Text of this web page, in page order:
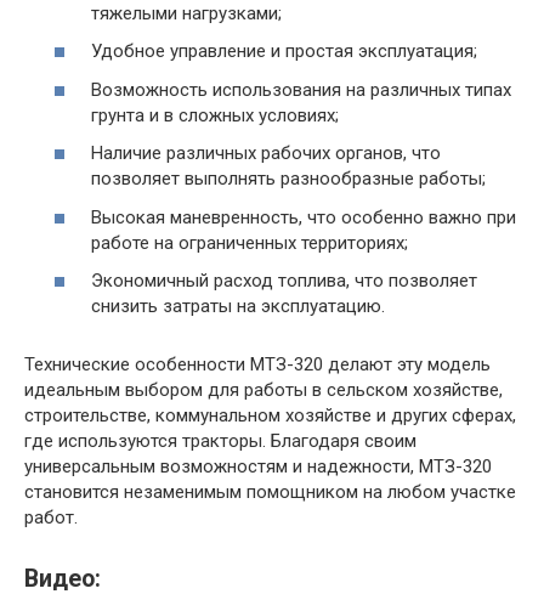
тяжелыми нагрузками;
Удобное управление и простая эксплуатация;
Возможность использования на различных типах
грунта и в сложных условиях;
Наличие различных рабочих органов, что
позволяет выполнять разнообразные работы;
Высокая маневренность, что особенно важно при
работе на ограниченных территориях;
Экономичный расход топлива, что позволяет
снизить затраты на эксплуатацию.
Технические особенности МТЗ-320 делают эту модель
идеальным выбором для работы в сельском хозяйстве,
строительстве, коммунальном хозяйстве и других сферах,
где используются тракторы. Благодаря своим
универсальным возможностям и надежности, МТЗ-320
становится незаменимым помощником на любом участке
работ.
Видео: